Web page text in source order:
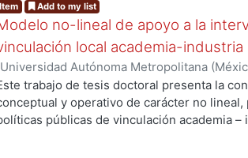
Item Add to my list
no-lineal de apoyo a la
local academia-industria
Universidad Autónoma Metropolitana
Servicios de Información., 2014-03-24)
trabajo de tesis doctoral presenta la
y operativo de carácter no
públicas de vinculación academia